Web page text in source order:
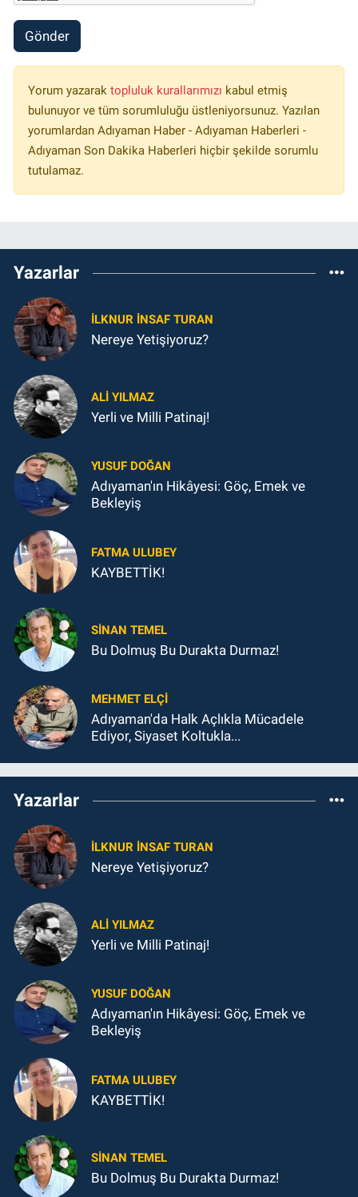
Gönder
Yorum yazarak topluluk kurallarımızı kabul etmiş
bulunuyor ve tüm sorumluluğu üstleniyorsunuz. Yazılan
yorumlardan Adıyaman Haber - Adıyaman Haberleri -
Adıyaman Son Dakika Haberleri hiçbir şekilde sorumlu
tutulamaz.
Yazarlar
İLKNUR İNSAF TURAN
Nereye Yetişiyoruz?
ALI YILMAZ
Yerli ve Milli Patinaj!
YUSUF DOĞAN
Adıyaman'ın Hikâyesi: Göç, Emek ve
Bekleyiş
FATMA ULUBEY
KAYBETTİK!
SINAN TEMEL
Bu Dolmuş Bu Durakta Durmaz!
MEHMET ELÇI
Adıyaman'da Halk Açlıkla Mücadele
Ediyor, Siyaset Koltukla...
Yazarlar
İLKNUR İNSAF TURAN
Nereye Yetişiyoruz?
ALI YILMAZ
Yerli ve Milli Patinaj!
YUSUF DOĞAN
Adıyaman'ın Hikâyesi: Göç, Emek ve
Bekleyiş
FATMA ULUBEY
KAYBETTİK!
SINAN TEMEL
Bu Dolmuş Bu Durakta Durmaz!